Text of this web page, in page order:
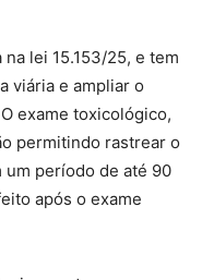
lei 15.153/25, e tem
viária e ampliar o
exame toxicológico,
permitindo rastrear o
um período de até 90
após o exame